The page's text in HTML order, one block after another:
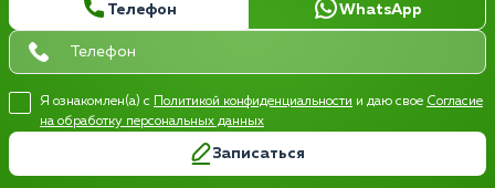
Телефон WhatsApp
Я ознакомлен(а) с Политикой конфиденциальности и даю свое Согласие
на обработку персональных данных
Записаться